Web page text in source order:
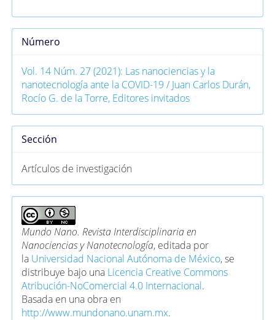
Número
Vol. 14 Núm. 27 (2021): Las nanociencias y la
nanotecnología ante la COVID-19 / Juan Carlos Durán,
Rocío G. de la Torre, Editores invitados
Sección
Artículos de investigación
Mundo Nano. Revista Interdisciplinaria en
Nanociencias y Nanotecnología, editada por
la Universidad Nacional Autónoma de México, se
distribuye bajo una Licencia Creative Commons
Atribución-NoComercial 4.0 Internacional.
Basada en una obra en
http://www.mundonano.unam.mx.